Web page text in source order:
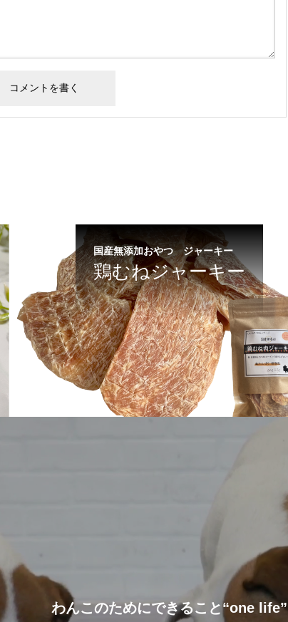
国産無添加おやつ ジャーキー
鶏むねジャーキー
わんこのためにできること“one life”